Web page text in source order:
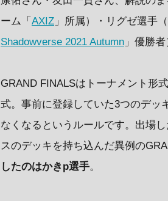
ーム「 AXIZ 」所属）・リグゼ選手
Shadowverse 2021 Autumn 」優勝
GRAND FINALSはトーナメント形
式。事前に登録していた3つのデッ
なくなるというルールです。出場
スのデッキを持ち込んだ異例の
したのはかきp選手。